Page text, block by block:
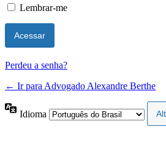
Lembrar-me
Perdeu a senha?
← Ir para Advogado Alexandre Berthe
Idioma